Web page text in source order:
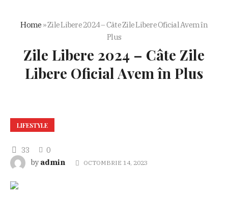
Home »Zile Libere 2024 – Câte Zile Libere Oficial Avem în
Plus
Zile Libere 2024 – Câte Zile
Libere Oficial Avem în Plus
LIFESTYLE
33
0
by admin OCTOMBRIE 14, 2023